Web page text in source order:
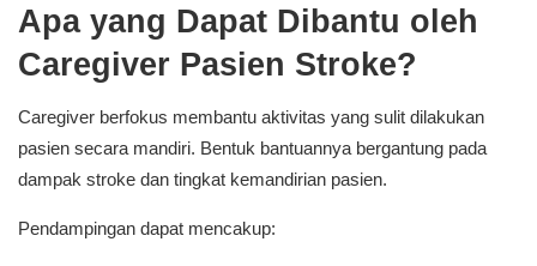
Apa yang Dapat Dibantu oleh
Caregiver Pasien Stroke?
Caregiver berfokus membantu aktivitas yang sulit dilakukan
pasien secara mandiri. Bentuk bantuannya bergantung pada
dampak stroke dan tingkat kemandirian pasien.
Pendampingan dapat mencakup: